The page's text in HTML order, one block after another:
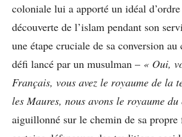
coloniale lui a apporté un idéal
découverte de l’islam pendant son
une étape cruciale de sa conversion
défi lancé par un musulman – « Oui,
Français, vous avez le royaume de la
les Maures, nous avons le royaume
aiguillonné sur le chemin de sa propre